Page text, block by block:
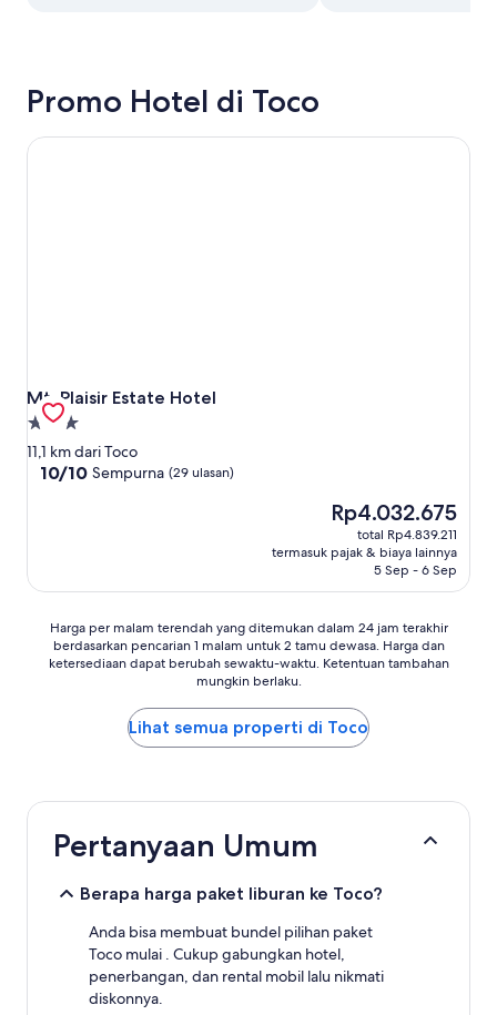
Promo Hotel di Toco
Mt. Plaisir Estate Hotel
Mt. Plaisir Estate Hotel
Properti
bintang
3.0
11,1 km dari Toco
10.0
10/10 Sempurna (29 ulasan)
Harga
sekarang
Rp4.032.675
Rp4.032.675
total Rp4.839.211
termasuk pajak & biaya lainnya
5 Sep - 6 Sep
Mt. Plaisir Estate Hotel
Harga
malam
terakhir
pencarian
malam
Harga per malam terendah yang ditemukan dalam 24 jam terakhir
berdasarkan pencarian 1 malam untuk 2 tamu dewasa. Harga dan
ketersediaan dapat berubah sewaktu-waktu. Ketentuan tambahan
mungkin berlaku.
Lihat semua properti di Toco
Pertanyaan Umum
Berapa harga paket liburan ke Toco?
Anda bisa membuat bundel pilihan paket
Toco mulai . Cukup gabungkan hotel,
penerbangan, dan rental mobil lalu nikmati
diskonnya.